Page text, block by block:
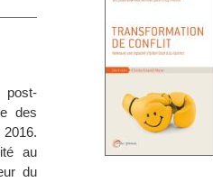
post-
des
au
du